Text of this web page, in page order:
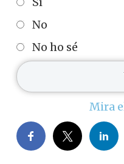
Consideres que
l'aliança de
Sí
No